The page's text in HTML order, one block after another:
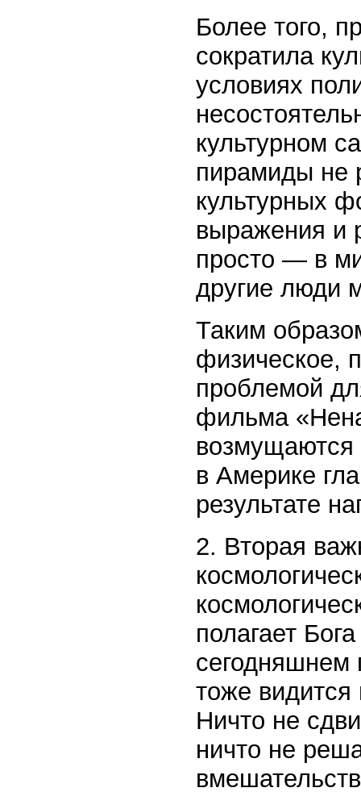
Более того,
сократила
условиях
культурном
пирамиды не
культурных
выражения и
просто — в
другие люди
Таким
физическое,
проблемой
фильма
возмущаются
в Америке
результате
2. Вторая
полагает
сегодняшнем
тоже видится
Ничто не
ничто не